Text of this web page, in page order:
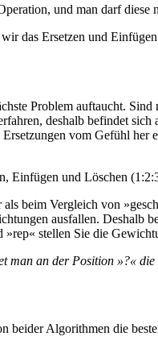
und man darf diese
das Ersetzen und
Problem auftaucht.
deshalb befindet
vom Gefühl her
Einfügen und Löschen
beim Vergleich von
ausfallen. Deshalb
stellen Sie die
man an der Position »?« die
beider Algorithmen die